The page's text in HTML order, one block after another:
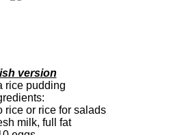
version
rice pudding
rice or rice for salads
milk, full fat